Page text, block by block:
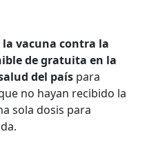
la vacuna contra la
de gratuita en la
del país para
no hayan recibido la
sola dosis para